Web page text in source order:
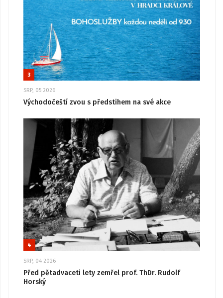
3
SRP, 05 2026
Východočeští zvou s předstihem na své akce
4
SRP, 04 2026
Před pětadvaceti lety zemřel prof. ThDr. Rudolf
Horský